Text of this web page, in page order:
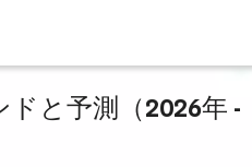
と予測（2026年 -